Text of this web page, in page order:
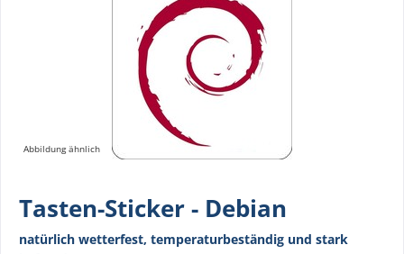
Abbildung ähnlich
Tasten-Sticker - Debian
natürlich wetterfest, temperaturbeständig und stark